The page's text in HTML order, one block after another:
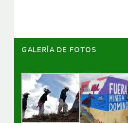
GALERÌA DE FOTOS